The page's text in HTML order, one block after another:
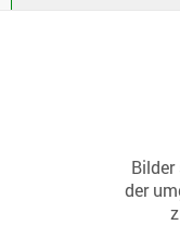
der